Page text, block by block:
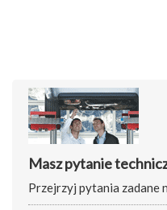
Masz pytanie
Przejrzyj pytania zadane